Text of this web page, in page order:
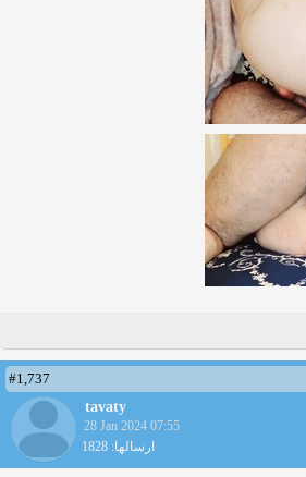
#1,737
tavaty
28 Jan 2024 07:55
ارسالها: 1828